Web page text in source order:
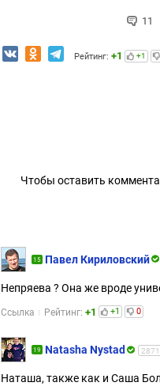
11
Рейтинг: +1 +1
Чтобы оставить
15 Павел Кириловский
Непряева ? Она же вроде
Ссылка Рейтинг: +1 +1 0
19 Natasha Nystad 2871
Наташа, также как и Саша